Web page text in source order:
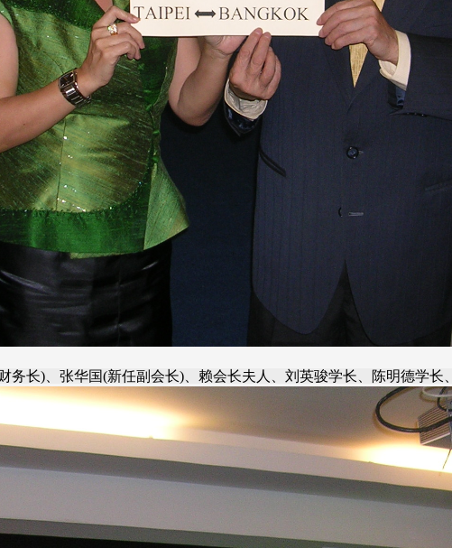
务长)、张华国(新任副会长)、赖会长夫人、刘英骏学长、陈明德学长